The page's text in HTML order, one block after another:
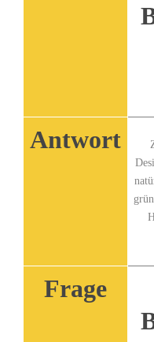
Antwort
Frage